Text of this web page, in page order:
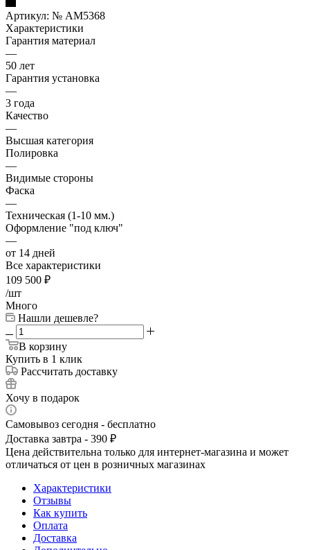
Артикул: № AM5368
Характеристики
Гарантия материал
—
50 лет
Гарантия установка
—
3 года
Качество
—
Высшая категория
Полировка
—
Видимые стороны
Фаска
—
Техническая (1-10 мм.)
Оформление "под ключ"
—
от 14 дней
Все характеристики
109 500 ₽
/шт
Много
Нашли дешевле?
В корзину
Купить в 1 клик
Рассчитать доставку
Хочу в подарок
Самовывоз сегодня - бесплатно
Доставка завтра - 390 ₽
Цена действительна только для интернет-магазина и может
отличаться от цен в розничных магазинах
Характеристики
Отзывы
Как купить
Оплата
Доставка